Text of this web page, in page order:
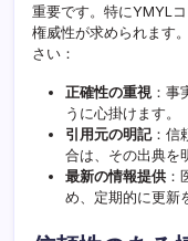
重要です。特にYMYL
権威性が求められます
さい：
正確性の重視 ：事
うに心掛けます。
引用元の明記：信
合は、その出典を
最新の情報提供
め、定期的に更新